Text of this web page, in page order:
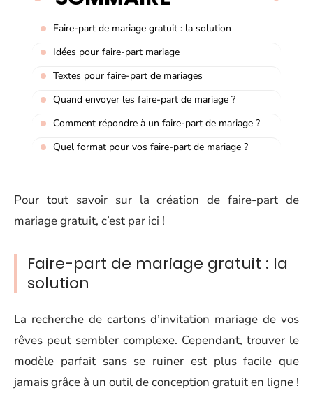
Faire-part de mariage gratuit : la solution
Idées pour faire-part mariage
Textes pour faire-part de mariages
Quand envoyer les faire-part de mariage ?
Comment répondre à un faire-part de mariage ?
Quel format pour vos faire-part de mariage ?
Pour tout savoir sur la création de faire-part de
mariage gratuit, c’est par ici !
Faire-part de mariage gratuit : la
solution
La recherche de cartons d’invitation mariage de vos
rêves peut sembler complexe. Cependant, trouver le
modèle parfait sans se ruiner est plus facile que
jamais grâce à un outil de conception gratuit en ligne !